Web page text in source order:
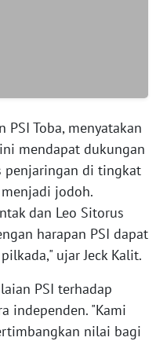
PSI Toba, menyatakan
mendapat dukungan
penjaringan di tingkat
jodoh.
dan Leo Sitorus
harapan PSI dapat
ujar Jeck Kalit.
PSI terhadap
independen. "Kami
nilai bagi